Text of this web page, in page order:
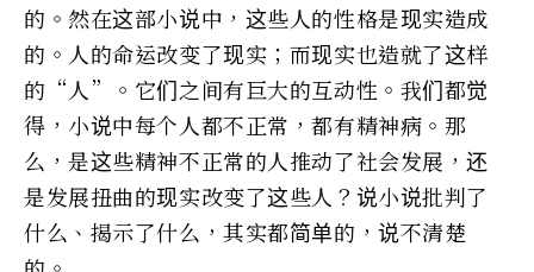
的。然在这部小说中，这些人的性格是现实造成
的。人的命运改变了现实；而现实也造就了这样
的“人”。它们之间有巨大的互动性。我们都觉
得，小说中每个人都不正常，都有精神病。那
么，是这些精神不正常的人推动了社会发展，还
是发展扭曲的现实改变了这些人？说小说批判了
什么、揭示了什么，其实都简单的，说不清楚